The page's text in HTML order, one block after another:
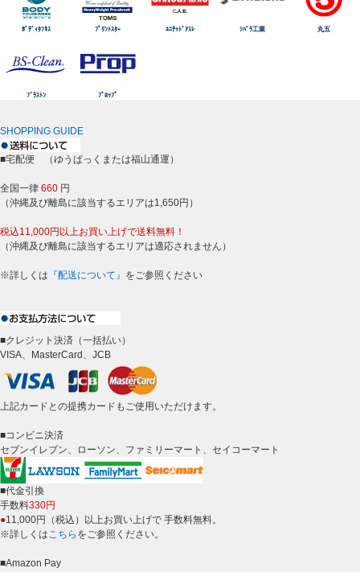
ﾎﾞﾃﾞｨﾀﾌﾈｽ ﾌﾟﾘﾝﾄｽﾀｰ ﾕﾆﾃｯﾄﾞｱｽﾚ ｼﾊﾞﾗ工業 丸五
ﾌﾞﾗｽﾄﾝ ﾌﾟﾛｯﾌﾟ
SHOPPING GUIDE
■宅配便 （ゆうぱっくまたは福山通運）
全国一律 660 円
（沖縄及び離島に該当するエリアは1,650円）
税込11,000円以上お買い上げで送料無料！
（沖縄及び離島に該当するエリアは適応されません）
※詳しくは 『配送について』 をご参照ください
■クレジット決済（一括払い）
VISA、MasterCard、JCB
上記カードとの提携カードもご使用いただけます。
■コンビニ決済
セブンイレブン、ローソン、ファミリーマート、セイコーマート
■代金引換
手数料330円
●11,000円（税込）以上お買い上げで 手数料無料。
※詳しくはこちら をご参照ください。
■Amazon Pay